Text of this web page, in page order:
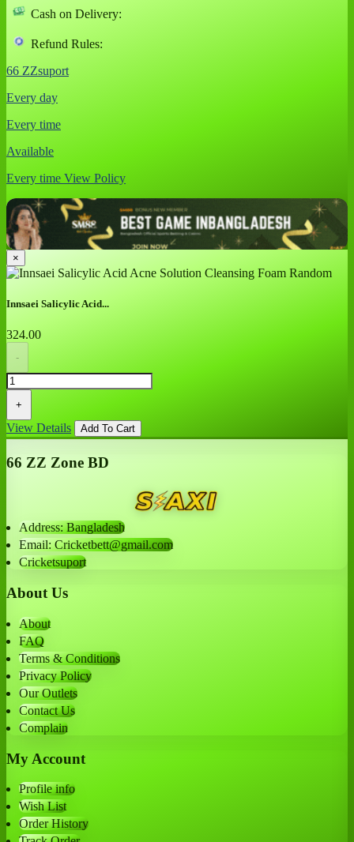
Cash on Delivery:
Refund Rules:
66 ZZsuport
Every day
Every time
Available
Every time View Policy
×
Innsaei Salicylic Acid...
324.00
-
+
View Details Add To Cart
66 ZZ Zone BD
Address: Bangladesh
Email: Cricketbett@gmail.com
Cricketsuport
About Us
About
FAQ
Terms & Conditions
Privacy Policy
Our Outlets
Contact Us
Complain
My Account
Profile info
Wish List
Order History